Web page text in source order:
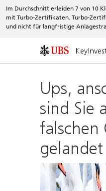
Im Durchschnitt erleiden 7 von 10
mit Turbo-Zertifikaten. Turbo-
und nicht für langfristige
Ups,
sind Sie
falschen
gelandet